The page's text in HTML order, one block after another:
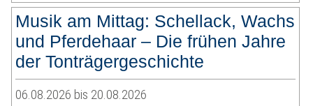
Musik am Mittag: Schellack, Wachs
und Pferdehaar – Die frühen Jahre
der Tonträgergeschichte
06.08.2026 bis 20.08.2026